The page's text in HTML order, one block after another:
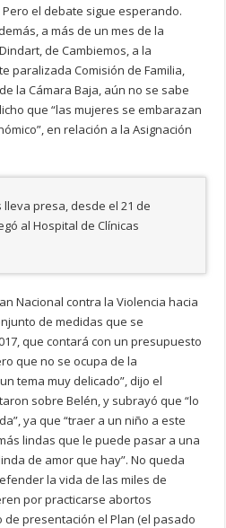
el debate sigue esperando.
a más de un mes de la
de Cambiemos, a la
paralizada Comisión de Familia,
la Cámara Baja, aún no se sabe
que “las mujeres se embarazan
en relación a la Asignación
presa, desde el 21 de
al Hospital de Clínicas
Nacional contra la Violencia hacia
de medidas que se
que contará con un presupuesto
que no se ocupa de la
tema muy delicado”, dijo el
sobre Belén, y subrayó que “lo
ya que “traer a un niño a este
lindas que le puede pasar a una
de amor que hay”. No queda
la vida de las miles de
por practicarse abortos
presentación el Plan (el pasado